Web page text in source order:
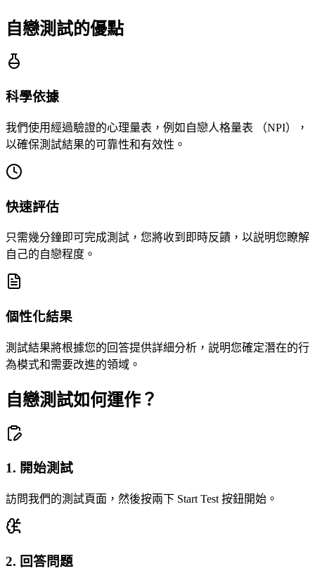
自戀測試的優點
科學依據
我們使用經過驗證的心理量表，例如自戀人格量表 （NPI），
以確保測試結果的可靠性和有效性。
快速評估
只需幾分鐘即可完成測試，您將收到即時反饋，以説明您瞭解
自己的自戀程度。
個性化結果
測試結果將根據您的回答提供詳細分析，説明您確定潛在的行
為模式和需要改進的領域。
自戀測試如何運作？
1. 開始測試
訪問我們的測試頁面，然後按兩下 Start Test 按鈕開始。
2. 回答問題